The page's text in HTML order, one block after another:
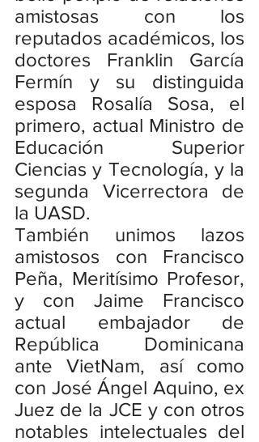
amistosas con los
reputados académicos, los
doctores Franklin García
Fermín y su distinguida
esposa Rosalía Sosa, el
primero, actual Ministro de
Educación Superior
Ciencias y Tecnología, y la
segunda Vicerrectora de
la UASD.
También unimos lazos
amistosos con Francisco
Peña, Meritísimo Profesor,
y con Jaime Francisco
actual embajador de
República Dominicana
ante VietNam, así como
con José Ángel Aquino, ex
Juez de la JCE y con otros
notables intelectuales del